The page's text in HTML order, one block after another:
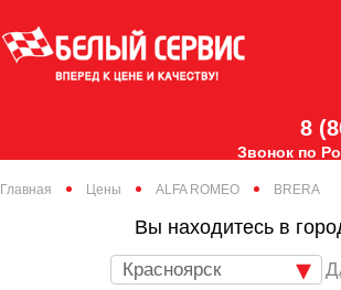
8
Звонок по
Главная Цены ALFA ROMEO BRERA
Вы находитесь в
Красноярск